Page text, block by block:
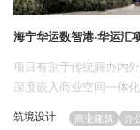
机 构
人 物
地 产
快速搜索
海宁华运数智港·华运汇
项目有别于传统商办内
深度嵌入商业空间一体化
筑境设计 商业建筑 办